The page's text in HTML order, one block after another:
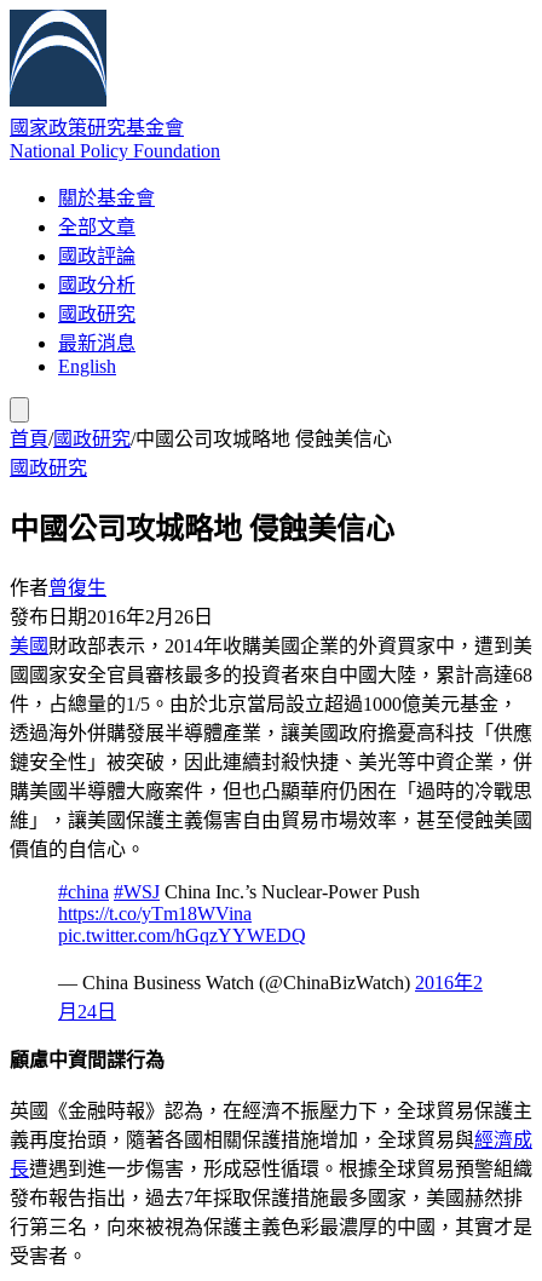
國家政策研究基金會
National Policy Foundation
關於基金會
全部文章
國政評論
國政分析
國政研究
最新消息
English
首頁/國政研究/中國公司攻城略地 侵蝕美信心
國政研究
中國公司攻城略地 侵蝕美信心
作者曾復生
發布日期2016年2月26日
美國 財政部表示，2014年收購美國企業的外資買家中，遭到美
國國家安全官員審核最多的投資者來自中國大陸，累計高達68
件，占總量的1/5。由於北京當局設立超過1000億美元基金，
透過海外併購發展半導體產業，讓美國政府擔憂高科技「供應
鏈安全性」被突破，因此連續封殺快捷、美光等中資企業，併
購美國半導體大廠案件，但也凸顯華府仍困在「過時的冷戰思
維」，讓美國保護主義傷害自由貿易市場效率，甚至侵蝕美國
價值的自信心。
#china #WSJ China Inc.’s Nuclear-Power Push
https://t.co/yTm18WVina
pic.twitter.com/hGqzYYWEDQ
— China Business Watch (@ChinaBizWatch) 2016年2
月24日
顧慮中資間諜行為
英國《金融時報》認為，在經濟不振壓力下，全球貿易保護主
義再度抬頭，隨著各國相關保護措施增加，全球貿易與經濟成
長遭遇到進一步傷害，形成惡性循環。根據全球貿易預警組織
發布報告指出，過去7年採取保護措施最多國家，美國赫然排
行第三名，向來被視為保護主義色彩最濃厚的中國，其實才是
受害者。